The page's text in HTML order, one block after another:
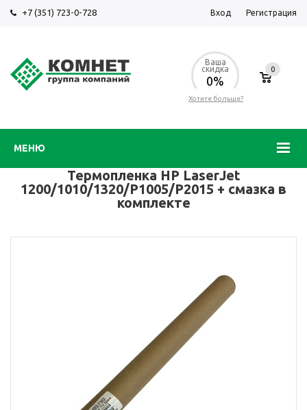
+7 (351) 723-0-728 Вход Регистрация
МЕНЮ
Ваша
скидка
0%
Хотите больше?
0
Термопленка HP LaserJet
1200/1010/1320/P1005/P2015 + смазка в
комплекте